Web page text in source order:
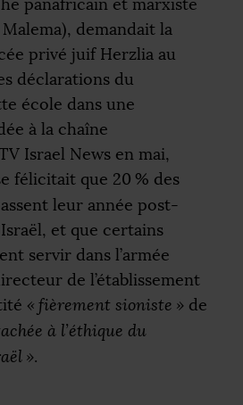
panafricain et marxiste
demandait la
privé juif Herzlia au
déclarations du
école dans une
à la chaîne
Israel News en mai,
félicitait que 20 % des
leur année post-
et que certains
servir dans l’armée
de l’établissement
« fièrement sioniste » de
à l’éthique du
».